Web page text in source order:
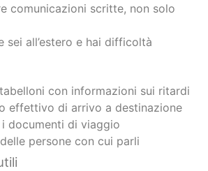
comunicazioni scritte, non solo
sei all’estero e hai difficoltà
con informazioni sui ritardi
effettivo di arrivo a destinazione
documenti di viaggio
persone con cui parli